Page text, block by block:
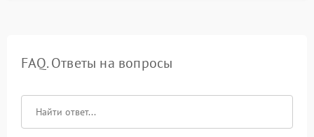
FAQ. Ответы на вопросы